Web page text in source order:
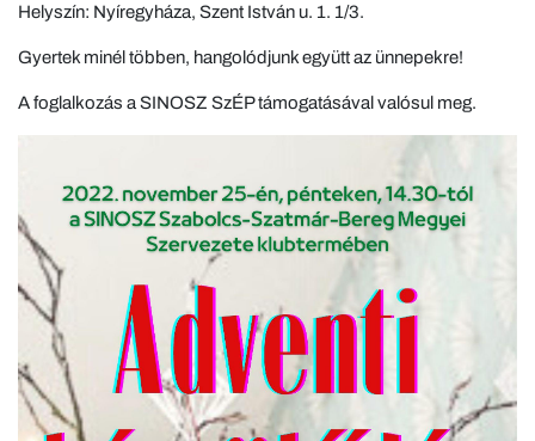
Helyszín: Nyíregyháza, Szent István u. 1. 1/3.
Gyertek minél többen, hangolódjunk együtt az ünnepekre!
A foglalkozás a SINOSZ SzÉP támogatásával valósul meg.